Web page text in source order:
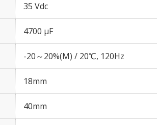
35 Vdc
4700 µF
-20～20%(M) / 20℃, 120Hz
18mm
40mm